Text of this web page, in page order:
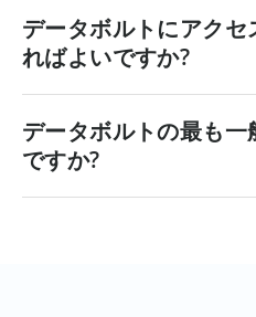
データウェアハウスを提供
データボルトにアク
ればよいですか?
support@tenjin.comまでお
Tenjinをご利用の場合は、
データボルトの最も
ですか?